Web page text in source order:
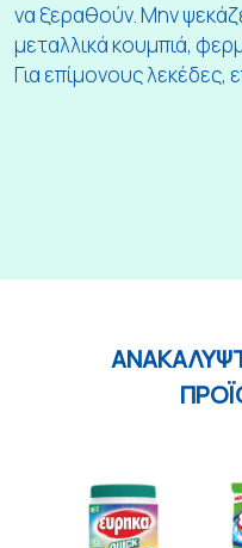
να ξεραθούν. Μην
μεταλλικά κουμπιά,
Για επίμονους λεκέδες,